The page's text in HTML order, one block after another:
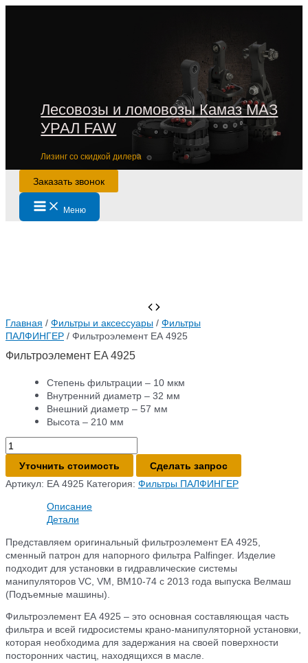
Лесовозы и ломовозы Камаз МАЗ
УРАЛ FAW
Лизинг со скидкой дилера
Заказать звонок
Main
Menu Меню
Главная / Фильтры и аксессуары / Фильтры
ПАЛФИНГЕР / Фильтроэлемент EA 4925
Фильтроэлемент EA 4925
Степень фильтрации – 10 мкм
Внутренний диаметр – 32 мм
Внешний диаметр – 57 мм
Высота – 210 мм
Количество
товара
Фильтроэлемент
EA
Уточнить стоимость
Сделать запрос
Артикул: EA 4925 Категория: Фильтры ПАЛФИНГЕР
Описание
Детали
Представляем оригинальный фильтроэлемент EA 4925,
сменный патрон для напорного фильтра Palfinger. Изделие
подходит для установки в гидравлические системы
манипуляторов VC, VM, ВМ10-74 с 2013 года выпуска Велмаш
(Подъемные машины).
Фильтроэлемент EA 4925 – это основная составляющая часть
фильтра и всей гидросистемы крано-манипуляторной установки,
которая необходима для задержания на своей поверхности
посторонних частиц, находящихся в масле.